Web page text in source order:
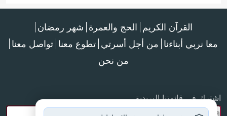
القرآن الكريم الحج والعمرة شهر رمضان
معا نربي أبناءنا من أجل أسرتي تطوع معنا تواصل معنا
من نحن
اشترك في قائمتنا البريدية